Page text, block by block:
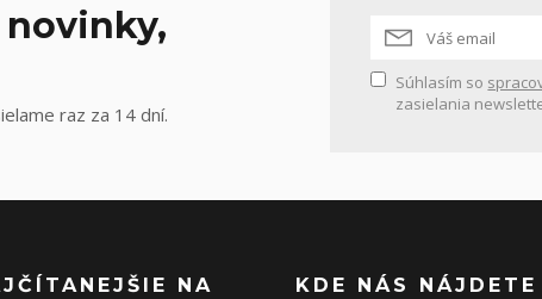
raz za 14 dní.
Súhlasím so
zasielania
NA
KDE NÁS NÁJDETE